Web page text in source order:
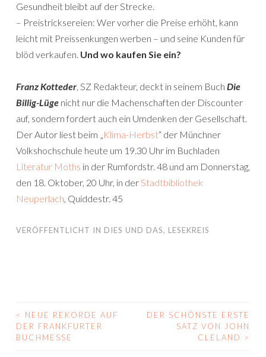
Gesundheit bleibt auf der Strecke.
– Preistricksereien: Wer vorher die Preise erhöht, kann
leicht mit Preissenkungen werben – und seine Kunden für
blöd verkaufen. Und wo kaufen Sie ein?
Franz Kotteder, SZ Redakteur, deckt in seinem Buch Die
Billig-Lüge nicht nur die Machenschaften der Discounter
auf, sondern fordert auch ein Umdenken der Gesellschaft.
Der Autor liest beim „Klima-Herbst“ der Münchner
Volkshochschule heute um 19.30 Uhr im Buchladen
Literatur Moths in der Rumfordstr. 48 und am Donnerstag,
den 18. Oktober, 20 Uhr, in derStadtbibliothek
Neuperlach, Quiddestr. 45
VERÖFFENTLICHT IN DIES UND DAS, LESEKREIS
BEITRAGS-
NAVIGATION
<
NEUE REKORDE AUF
DER FRANKFURTER
BUCHMESSE
DER SCHÖNSTE ERSTE
SATZ VON JOHN
CLELAND
>